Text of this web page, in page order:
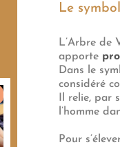
Le
L’Arbre de
apporte
Dans le
considéré
Il relie, par
l’homme
Pour